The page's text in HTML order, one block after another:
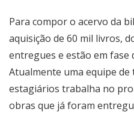
Para compor o acervo da
aquisição de 60 mil livros,
entregues e estão em fase
Atualmente uma equipe
estagiários trabalha no
obras que já foram